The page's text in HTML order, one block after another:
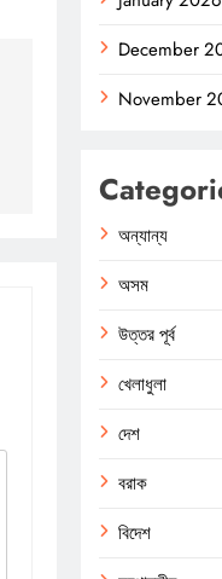
December
November
অন্যান্য
অসম
উত্তর পূর্ব
খেলাধুলা
দেশ
বরাক
বিদেশ